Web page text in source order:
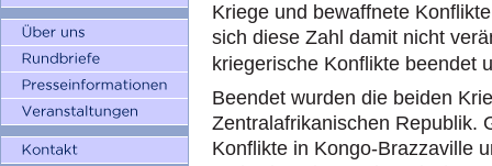
Kriege und bewaffnete
sich diese Zahl damit nicht
kriegerische Konflikte beendet
Beendet wurden die beiden
Zentralafrikanischen Republik.
Konflikte in Kongo-Brazzaville